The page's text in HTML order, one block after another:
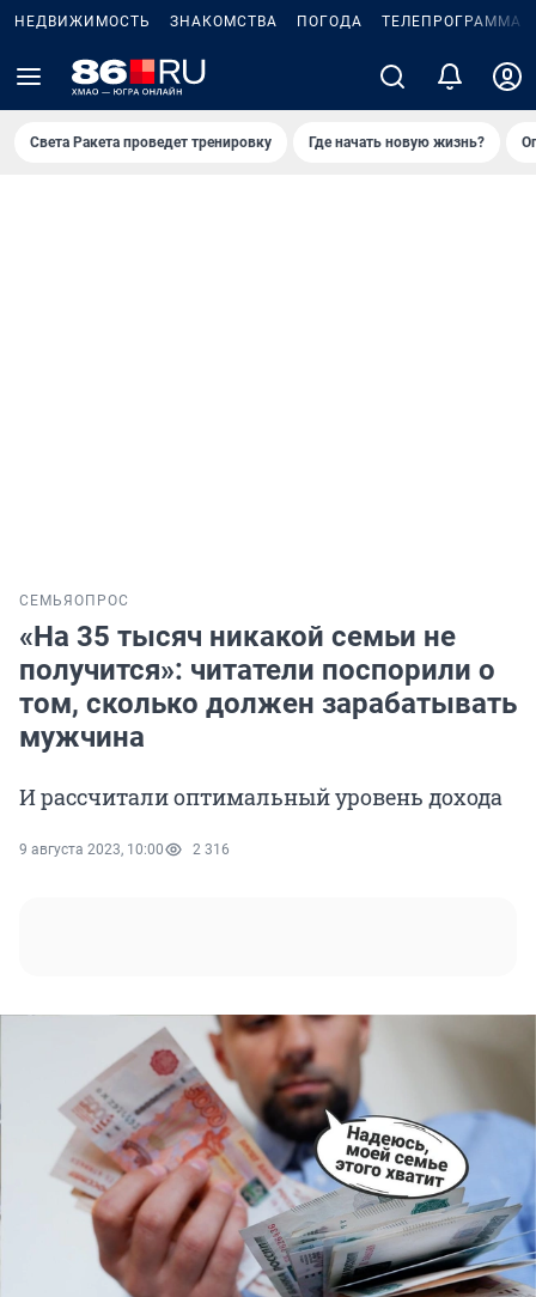
НЕДВИЖИМОСТЬ ЗНАКОМСТВА ПОГОДА ТЕЛЕПРОГРАММА
Света Ракета проведет тренировку Где начать новую жизнь?
СЕМЬЯ ОПРОС
«На 35 тысяч никакой семьи не
получится»: читатели поспорили о
том, сколько должен зарабатывать
мужчина
И рассчитали оптимальный уровень дохода
9 августа 2023, 10:00 2 316